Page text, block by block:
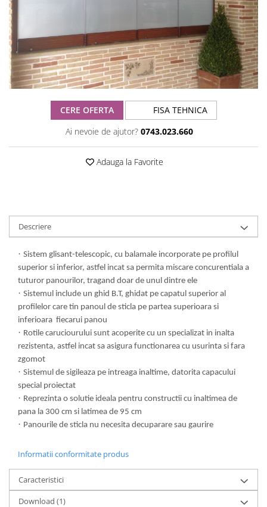
CERE OFERTA
FISA TEHNICA
Ai nevoie de ajutor? 0743.023.660
Adauga la Favorite
Descriere
· Sistem glisant-telescopic, cu balamale incorporate pe profilul
superior si inferior, astfel incat sa permita miscare concurentiala a
tuturor panourilor, tragand doar de unul dintre ele
· Sistemul include un ghid B.T, ghidat pe capatul superior al
profilelor care tin panoul de sticla pe partea superioara si
inferioara fiecarui panou
· Rotile caruciourului sunt acoperite cu un specializat in inalta
rezistenta, astfel incat sa asigura functionarea cu usurinta si fara
zgomot
· Sistemul de sigileaza pe intreaga inaltime, datorita capacului
special proiectat
· Reprezinta o solutie ideala pentru constructii cu inaltimea de
pana la 300 cm si latimea de 95 cm
· Panourile de sticla nu necesita decuparare sau gaurire
Informatii conformitate produs
Caracteristici
Download (1)